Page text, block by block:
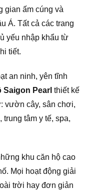
gian ấm cúng và
Á. Tất cả các trang
yếu nhập khẩu từ
tiết.
an ninh, yên tĩnh
Pearl thiết kế
vườn cây, sân chơi,
trung tâm y tế, spa,
khu căn hộ cao
Mọi hoạt động giải
trời hay đơn giản